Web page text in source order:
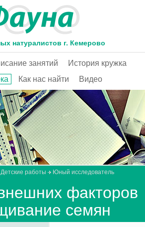
натуралистов г. Кемерово
занятий
История кружка
Как нас найти Видео
Детские работы
Юный исследователь
факторов
семян